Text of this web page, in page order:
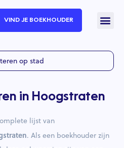
VIND JE BOEKHOUDER
op stad
in Hoogstraten
lijst van
. Als een boekhouder zijn